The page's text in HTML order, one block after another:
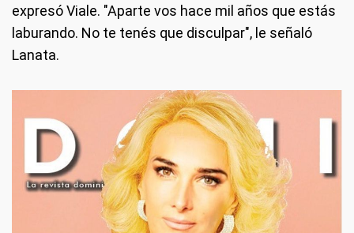
expresó Viale. "Aparte vos hace mil años que estás
laburando. No te tenés que disculpar", le señaló
Lanata.